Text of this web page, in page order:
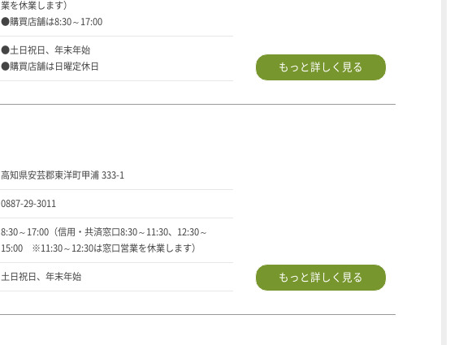
業を休業します）
●購買店舗は8:30～17:00
●土日祝日、年末年始
●購買店舗は日曜定休日
もっと詳しく見る
高知県安芸郡東洋町甲浦 333-1
0887-29-3011
8:30～17:00（信用・共済窓口8:30～11:30、12:30～
15:00 ※11:30～12:30は窓口営業を休業します）
土日祝日、年末年始 もっと詳しく見る